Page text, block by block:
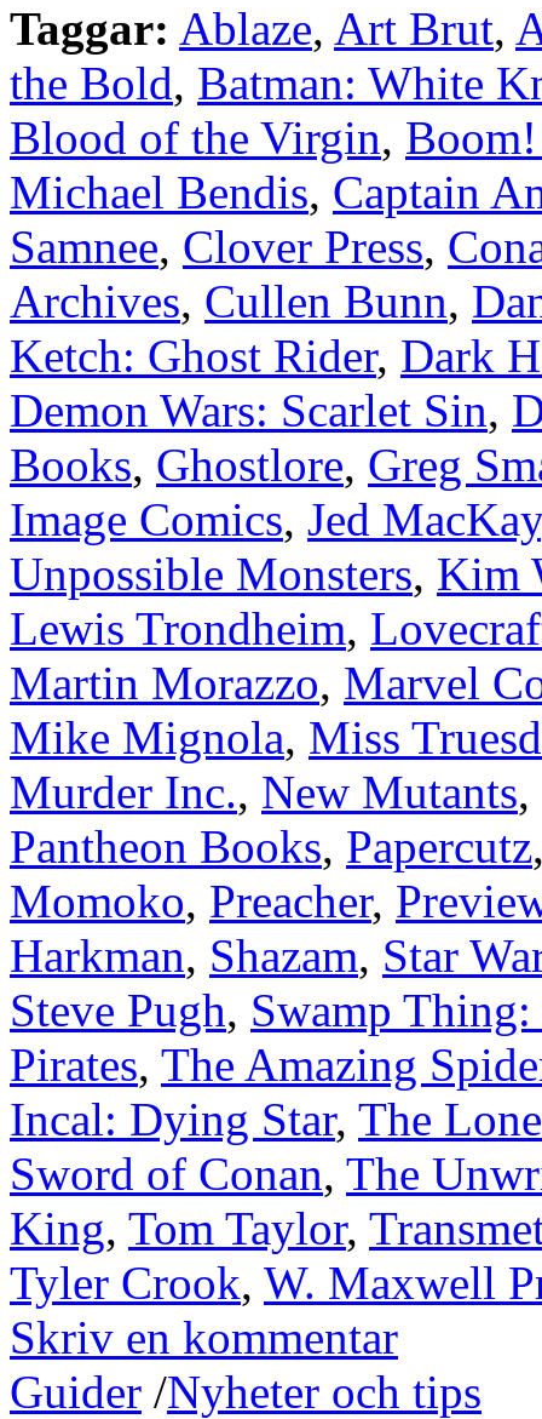
Taggar: Ablaze, Art Brut,
the Bold, Batman: White
Blood of the Virgin,
Michael Bendis, Captain
Samnee, Clover Press,
Archives, Cullen Bunn,
Ketch: Ghost Rider, Dark
Demon Wars: Scarlet Sin,
Books, Ghostlore, Greg
Image Comics, Jed MacKay
Unpossible Monsters, Kim
Lewis Trondheim,
Martin Morazzo, Marvel
Mike Mignola, Miss
Murder Inc., New Mutants,
Pantheon Books, Papercutz
Momoko, Preacher,
Harkman, Shazam, Star
Steve Pugh, Swamp
Pirates, The Amazing
Incal: Dying Star, The
Sword of Conan, The
King, Tom Taylor,
Tyler Crook, W. Maxwell
Skriv en kommentar
Guider /Nyheter och tips